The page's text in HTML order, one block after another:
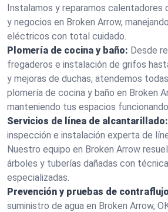
Instalamos y reparamos calentadores
y negocios en Broken Arrow,
eléctricos con total cuidado.
Plomería de cocina y baño: Desde
fregaderos e instalación de grifos
y mejoras de duchas, atendemos
plomería de cocina y baño en Broken
manteniendo tus espacios
Servicios de línea de alcantarillado:
inspección e instalación experta de
Nuestro equipo en Broken Arrow
árboles y tuberías dañadas con
especializadas.
Prevención y pruebas de
suministro de agua en Broken Arrow,